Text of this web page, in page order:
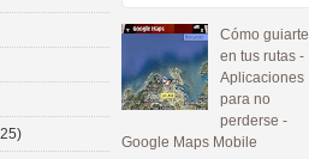
Cómo guiarte
en tus rutas -
Aplicaciones
para no
perderse -
Google Maps Mobile